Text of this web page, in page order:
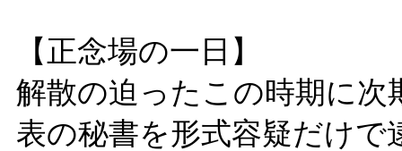
【正念場の一日】
解散の迫ったこの時期に次
表の秘書を形式容疑だけ